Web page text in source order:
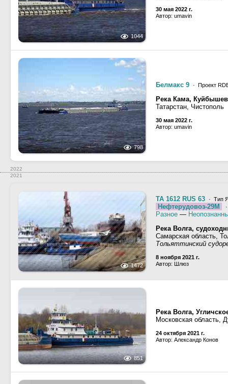
1044
30 мая 2022 г.
Автор: umavin
798
Белмакс 9 · Проект
Река Кама,
Татарстан, Чистополь
30 мая 2022 г.
Автор: umavin
2022
2021
1472
ТА 1612 RUS 63 · Тип
Нефтерудовоз-29М
Разное —
Река Волга,
Самарская область,
Тольяттинский
8 ноября 2021 г.
Автор: Шлюз
851
Река Волга,
Московская область,
24 октября 2021 г.
Автор: Александр Конов